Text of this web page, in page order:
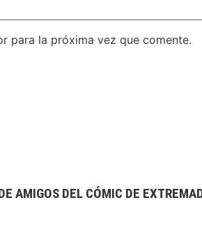
para la próxima vez que comente.
AMIGOS DEL CÓMIC DE